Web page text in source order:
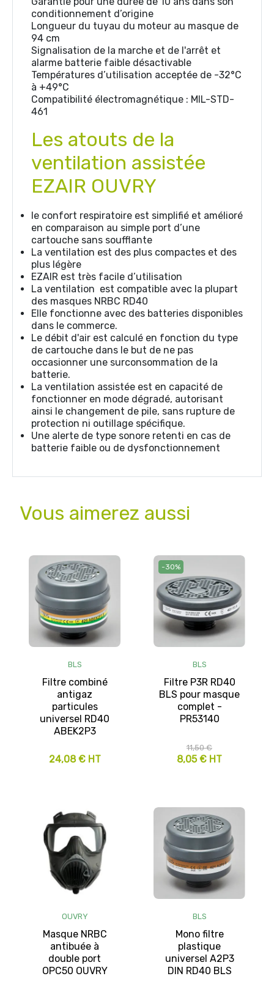
conditionnement d’origine
Longueur du tuyau du moteur au masque de
94 cm
Signalisation de la marche et de l'arrêt et
alarme batterie faible désactivable
Températures d’utilisation acceptée de -32°C
à +49°C
Compatibilité électromagnétique : MIL-STD-
461
Les atouts de la
ventilation assistée
EZAIR OUVRY
le confort respiratoire est simplifié et amélioré
en comparaison au simple port d’une
cartouche sans soufflante
La ventilation est des plus compactes et des
plus légère
EZAIR est très facile d’utilisation
La ventilation est compatible avec la plupart
des masques NRBC RD40
Elle fonctionne avec des batteries disponibles
dans le commerce.
Le débit d'air est calculé en fonction du type
de cartouche dans le but de ne pas
occasionner une surconsommation de la
batterie.
La ventilation assistée est en capacité de
fonctionner en mode dégradé, autorisant
ainsi le changement de pile, sans rupture de
protection ni outillage spécifique.
Une alerte de type sonore retenti en cas de
batterie faible ou de dysfonctionnement
Vous aimerez aussi
BLS
Filtre combiné
antigaz
particules
universel RD40
ABEK2P3
24,08 € HT
-30%
BLS
Filtre P3R RD40
BLS pour masque
complet -
PR53140
8,05 € HT
11,50 €
OUVRY
Masque NRBC
antibuée à
double port
OPC50 OUVRY
BLS
Mono filtre
plastique
universel A2P3
DIN RD40 BLS